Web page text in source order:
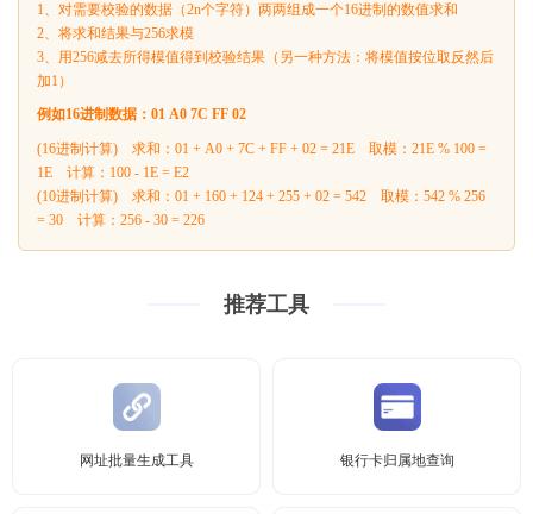
1、对需要校验的数据（2n个字符）两两组成一个16进制的数值求和
2、将求和结果与256求模
3、用256减去所得模值得到校验结果（另一种方法：将模值按位取反然后
加1）
例如16进制数据：01 A0 7C FF 02
(16进制计算) 求和：01 + A0 + 7C + FF + 02 = 21E 取模：21E % 100 =
1E 计算：100 - 1E = E2
(10进制计算) 求和：01 + 160 + 124 + 255 + 02 = 542 取模：542 % 256
= 30 计算：256 - 30 = 226
推荐工具
网址批量生成工具 银行卡归属地查询